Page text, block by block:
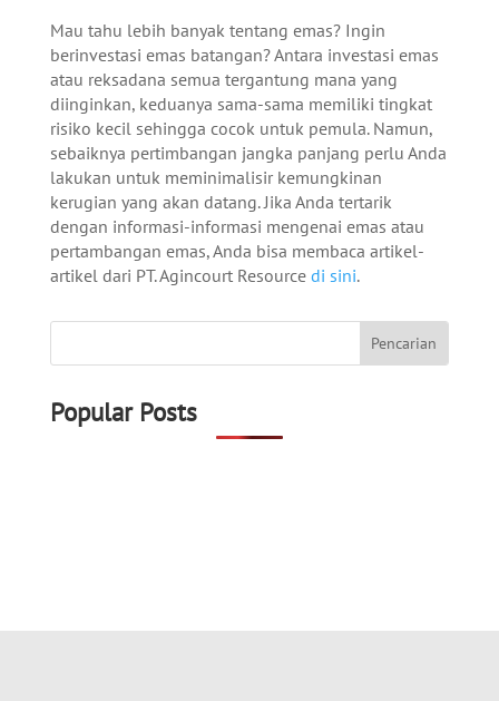
Mau tahu lebih banyak tentang emas? Ingin
berinvestasi emas batangan? Antara investasi emas
atau reksadana semua tergantung mana yang
diinginkan, keduanya sama-sama memiliki tingkat
risiko kecil sehingga cocok untuk pemula. Namun,
sebaiknya pertimbangan jangka panjang perlu Anda
lakukan untuk meminimalisir kemungkinan
kerugian yang akan datang. Jika Anda tertarik
dengan informasi-informasi mengenai emas atau
pertambangan emas, Anda bisa membaca artikel-
artikel dari PT. Agincourt Resource di sini.
Popular Posts